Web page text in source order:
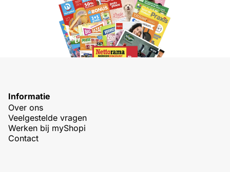
Informatie
Over ons
Veelgestelde vragen
Werken bij myShopi
Contact